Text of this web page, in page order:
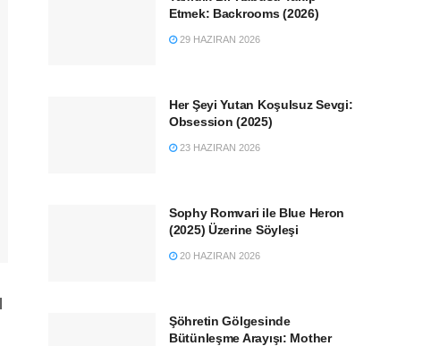
Etmek: Backrooms (2026)
29 HAZIRAN 2026
Her Şeyi Yutan Koşulsuz Sevgi:
Obsession (2025)
23 HAZIRAN 2026
Sophy Romvari ile Blue Heron
(2025) Üzerine Söyleşi
20 HAZIRAN 2026
Şöhretin Gölgesinde
Bütünleşme Arayışı: Mother